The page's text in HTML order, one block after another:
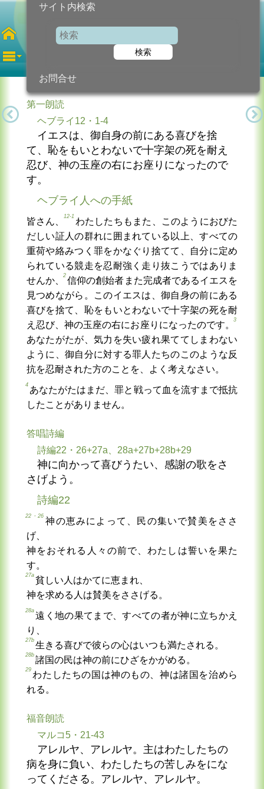
サイト内検索
検索
お問合せ
第4火曜日年間
第一朗読
ヘブライ12・1-4
イエスは、御自身の前にある喜びを捨
て、恥をもいとわないで十字架の死を耐え
忍び、神の玉座の右にお座りになったので
す。
ヘブライ人への手紙
皆さん、
12-1
わたしたちもまた、このようにおびた
だしい証人の群れに囲まれている以上、すべての
重荷や絡みつく罪をかなぐり捨てて、自分に定め
られている競走を忍耐強く走り抜こうではありま
せんか、
2
信仰の創始者また完成者であるイエスを
見つめながら。このイエスは、御自身の前にある
喜びを捨て、恥をもいとわないで十字架の死を耐
え忍び、神の玉座の右にお座りになったのです。
3
あなたがたが、気力を失い疲れ果ててしまわない
ように、御自分に対する罪人たちのこのような反
抗を忍耐された方のことを、よく考えなさい。
4
あなたがたはまだ、罪と戦って血を流すまで抵抗
したことがありません。
答唱詩編
詩編22・26+27a、28a+27b+28b+29
神に向かって喜びうたい、感謝の歌をさ
さげよう。
詩編22
22・26
神の恵みによって、民の集いで賛美をささ
げ、
神をおそれる人々の前で、わたしは誓いを果た
す。
27a
貧しい人はかてに恵まれ、
神を求める人は賛美をささげる。
28a
遠く地の果てまで、すべての者が神に立ちかえ
り、
27b
生きる喜びで彼らの心はいつも満たされる。
28b
諸国の民は神の前にひざをかがめる。
29
わたしたちの国は神のもの、神は諸国を治めら
れる。
福音朗読
マルコ5・21-43
アレルヤ、アレルヤ。主はわたしたちの
病を身に負い、わたしたちの苦しみをにな
ってくださる。アレルヤ、アレルヤ。